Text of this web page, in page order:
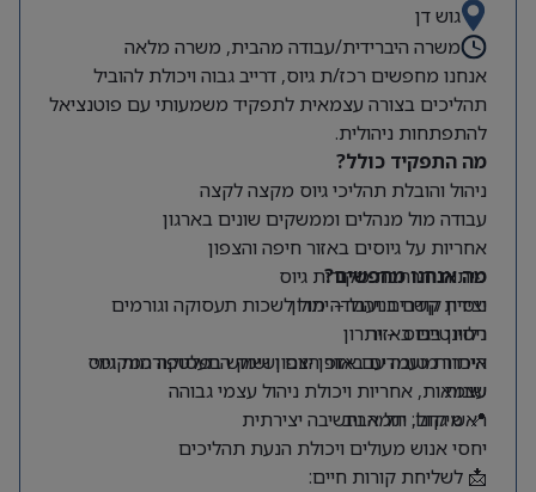
גוש דן
משרה היברידית/עבודה מהבית, משרה מלאה
אנחנו מחפשים רכז/ת גיוס, דרייב גבוה ויכולת להוביל
תהליכים בצורה עצמאית לתפקיד משמעותי עם פוטנציאל
להתפתחות ניהולית.
מה התפקיד כולל?
ניהול והובלת תהליכי גיוס מקצה לקצה
עבודה מול מנהלים וממשקים שונים בארגון
אחריות על גיוסים באזור חיפה והצפון
פיתוח והרחבת מקורות גיוס
יצירת קשרים ועבודה מול לשכות תעסוקה וגורמים
רלוונטיים באזור
איתור מועמדים באופן יזום ושימוש בפלטפורמות גיוס
שונות
מה אנחנו מחפשים?
ניסיון קודם בניהול – יתרון
ניסיון בגיוס – יתרון
היכרות טובה עם אזור הצפון ושוק התעסוקה המקומי
עצמאות, אחריות ויכולת ניהול עצמי גבוהה
ראש גדול, יוזמה וחשיבה יצירתית
יחסי אנוש מעולים ויכולת הנעת תהליכים
📍 מיקום: תל אביב
📩 לשליחת קורות חיים: